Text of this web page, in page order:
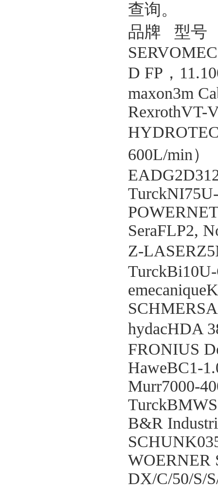
查询。
品牌 型号
D FP，
maxon3m
RexrothVT-
600L/min）
SeraFLP2,
Z-
hydacHDA
FRONIUS
HaweBC1-
Murr7000-
B&R
WOERNER
DX/C/50/S/